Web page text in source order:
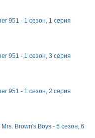
951 - 1 сезон, 1 серия
951 - 1 сезон, 3 серия
951 - 1 сезон, 2 серия
Brown's Boys - 5 сезон, 6